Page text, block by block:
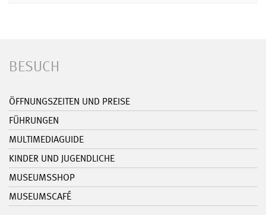
BESUCH
ÖFFNUNGSZEITEN UND PREISE
FÜHRUNGEN
MULTIMEDIAGUIDE
KINDER UND JUGENDLICHE
MUSEUMSSHOP
MUSEUMSCAFÉ